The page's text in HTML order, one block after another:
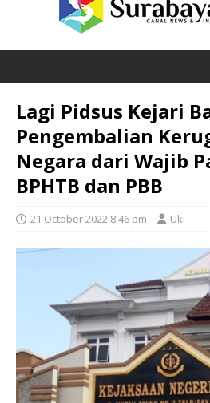
Lagi Pidsus Kejari
Pengembalian
Negara dari Wajib
BPHTB dan PBB
21 October 2022 8:46 pm Uki